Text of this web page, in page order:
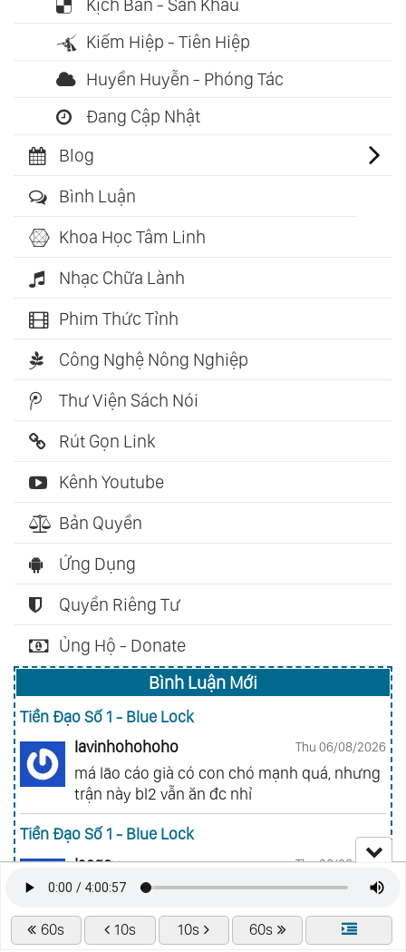
60s 10s 10s 60s
Kịch Bản - Sân Khấu
Kiếm Hiệp - Tiên Hiệp
Huyền Huyễn - Phóng Tác
Đang Cập Nhật
Blog
Bình Luận
Khoa Học Tâm Linh
Nhạc Chữa Lành
Phim Thức Tỉnh
Công Nghệ Nông Nghiệp
Thư Viện Sách Nói
Rút Gọn Link
Kênh Youtube
Bản Quyền
Ứng Dụng
Quyền Riêng Tư
Ủng Hộ - Donate
Bình Luận Mới
Tiền Đạo Số 1 - Blue Lock
lavinhohohoho
Thu 06/08/2026
má lão cáo già có con chó mạnh quá, nhưng
trận này bl2 vẫn ăn đc nhỉ
Tiền Đạo Số 1 - Blue Lock
Isagay
Thu 06/08/2026
chán vl
Tóm Lại Là Em Rất Dễ Thương - Tonikaku Kawaii